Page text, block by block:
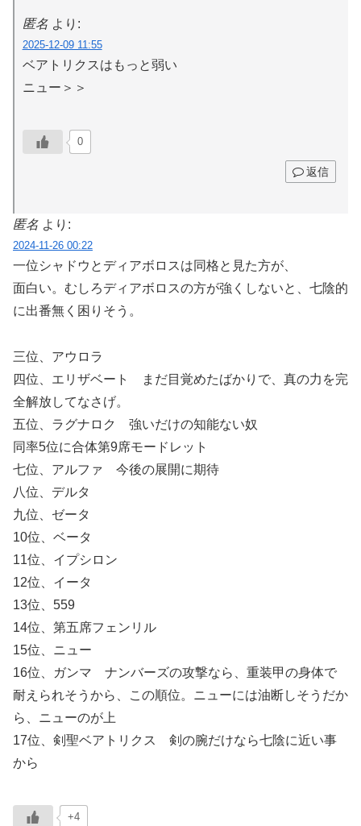
匿名 より:
2025-12-09 11:55
ベアトリクスはもっと弱い
ニュー＞＞
0
返信
匿名 より:
2024-11-26 00:22
一位シャドウとディアボロスは同格と見た方が、
面白い。むしろディアボロスの方が強くしないと、七陰的
に出番無く困りそう。
三位、アウロラ
四位、エリザベート まだ目覚めたばかりで、真の力を完
全解放してなさげ。
五位、ラグナロク 強いだけの知能ない奴
同率5位に合体第9席モードレット
七位、アルファ 今後の展開に期待
八位、デルタ
九位、ゼータ
10位、ベータ
11位、イプシロン
12位、イータ
13位、559
14位、第五席フェンリル
15位、ニュー
16位、ガンマ ナンバーズの攻撃なら、重装甲の身体で
耐えられそうから、この順位。ニューには油断しそうだか
ら、ニューのが上
17位、剣聖ベアトリクス 剣の腕だけなら七陰に近い事
から
+4